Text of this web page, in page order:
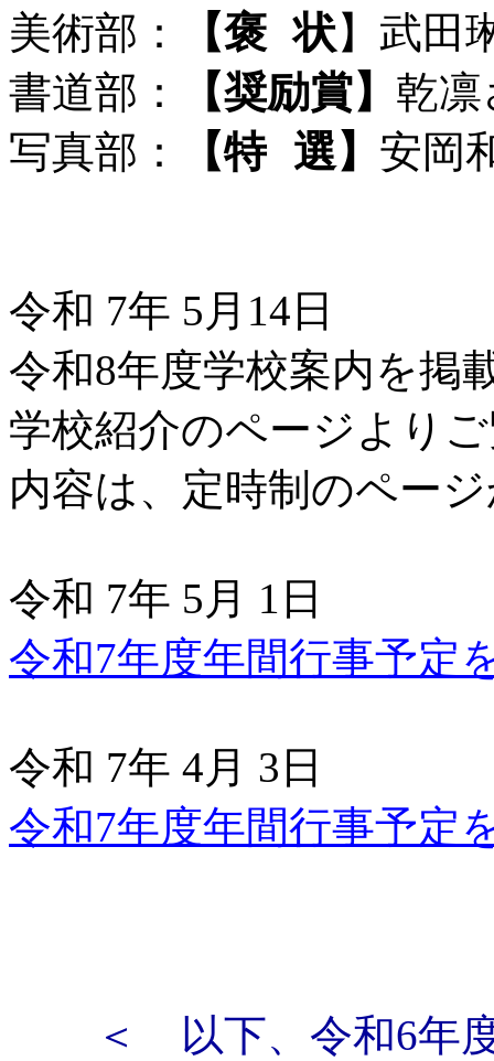
美術部： 【褒 □状】武田
書道部：
【奨励賞】 乾凛
写真部：
【特 選】 安岡
令和 7年 5月14日
令和8年度学校案内を掲
学校紹介のページより
内容は、定時制のペー
令和 7年 5月 1日
令和7年度年間行事予定
令和 7年 4月 3日
令和7年度年間行事予定
＜ 以下、令和6年